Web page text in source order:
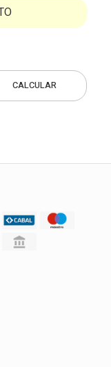
CALCULAR